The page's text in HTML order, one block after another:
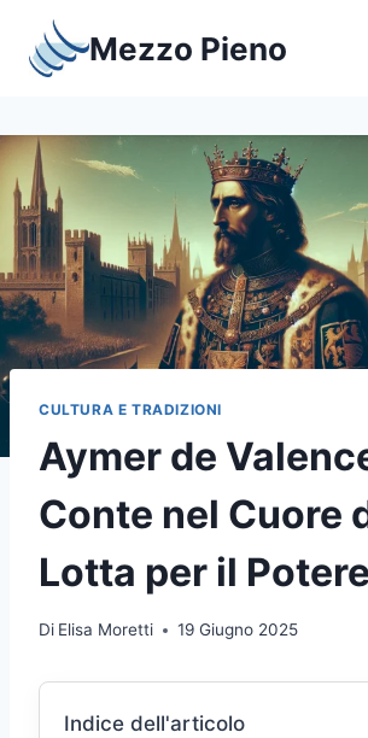
contenuto
Mezzo Pieno
CULTURA E TRADIZIONI
Aymer de
Conte nel Cuore
Lotta per il Potere
Di Elisa Moretti 19 Giugno 2025
Indice dell'articolo